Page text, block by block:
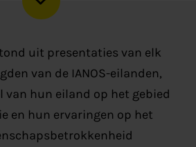
uit presentaties van elk
van de IANOS-eilanden,
van hun eiland op het gebied
en hun ervaringen op het